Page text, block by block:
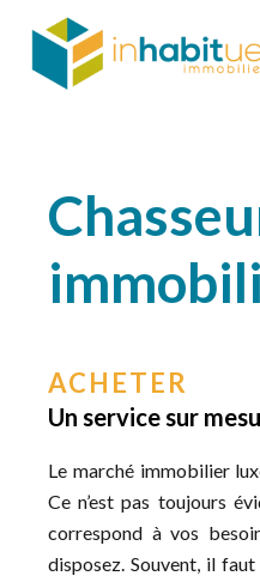
ACHETER
Un service sur
Le marché immobilier
Ce n’est pas toujours
correspond à vos
disposez. Souvent, il